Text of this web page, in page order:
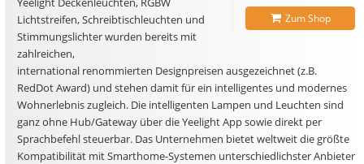
Zum Shop
Lichtstreifen, Schreibtischleuchten und
Stimmungslichter wurden bereits mit
zahlreichen,
international renommierten Designpreisen ausgezeichnet (z.B.
RedDot Award) und stehen damit für ein intelligentes und modernes
Wohnerlebnis zugleich. Die intelligenten Lampen und Leuchten sind
ganz ohne Hub/Gateway über die Yeelight App sowie direkt per
Sprachbefehl steuerbar. Das Unternehmen bietet weltweit die größte
Kompatibilität mit Smarthome-Systemen unterschiedlichster Anbieter